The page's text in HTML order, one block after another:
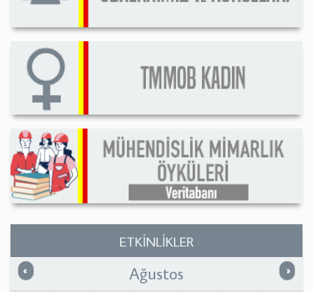
ETKİNLİKLER
« Önceki »
Ağustos